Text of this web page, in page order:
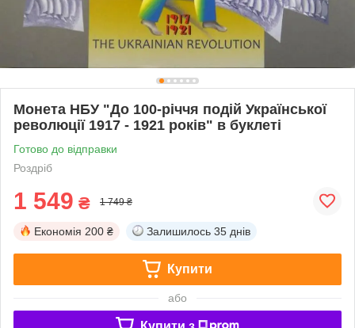
Монета НБУ "До 100-річчя подій Української
революції 1917 - 1921 років" в буклеті
Готово до відправки
Роздріб
1 549 ₴ 1 749 ₴
Економія 200 ₴ Залишилось 35 днів
Купити
або